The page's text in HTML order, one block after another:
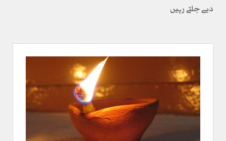
دیے جلتے رہیں